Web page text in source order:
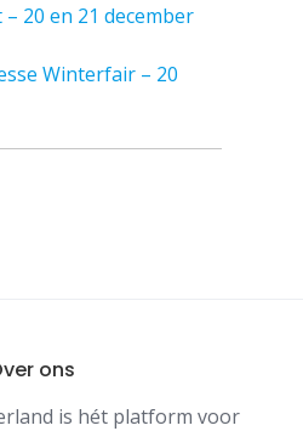
20 en 21 december
Winterfair – 20
ons
is hét platform voor